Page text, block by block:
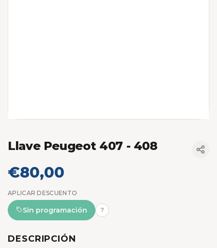
Llave Peugeot 407 - 408
€80,00
APLICAR DESCUENTO
Sin programación ?
DESCRIPCIÓN